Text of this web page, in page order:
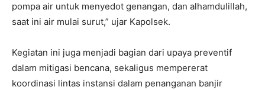
pompa air untuk menyedot genangan, dan alhamdulillah,
saat ini air mulai surut,” ujar Kapolsek.
Kegiatan ini juga menjadi bagian dari upaya preventif
dalam mitigasi bencana, sekaligus mempererat
koordinasi lintas instansi dalam penanganan banjir